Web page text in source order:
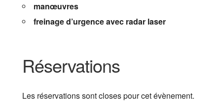
manœuvres
freinage d’urgence avec radar laser
Réservations
Les réservations sont closes pour cet évènement.